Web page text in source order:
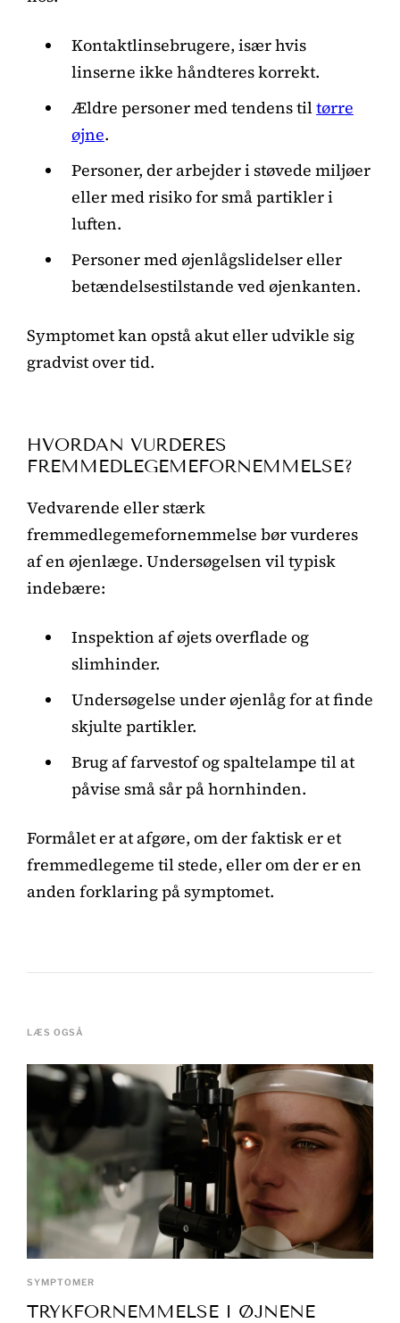
Kontaktlinsebrugere, især hvis
linserne ikke håndteres korrekt.
Ældre personer med tendens tiltørre
øjne.
Personer, der arbejder i støvede miljøer
eller med risiko for små partikler i
luften.
Personer med øjenlågslidelser eller
betændelsestilstande ved øjenkanten.
Symptomet kan opstå akut eller udvikle sig
gradvist over tid.
HVORDAN VURDERES
FREMMEDLEGEMEFORNEMMELSE?
Vedvarende eller stærk
fremmedlegemefornemmelse bør vurderes
af en øjenlæge. Undersøgelsen vil typisk
indebære:
Inspektion af øjets overflade og
slimhinder.
Undersøgelse under øjenlåg for at finde
skjulte partikler.
Brug af farvestof og spaltelampe til at
påvise små sår på hornhinden.
Formålet er at afgøre, om der faktisk er et
fremmedlegeme til stede, eller om der er en
anden forklaring på symptomet.
LÆS OGSÅ
SYMPTOMER
TRYKFORNEMMELSE I ØJNENE